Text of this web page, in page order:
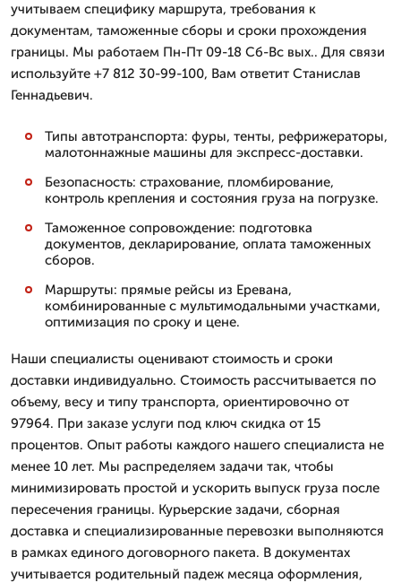
учитываем специфику маршрута, требования к
документам, таможенные сборы и сроки прохождения
границы. Мы работаем Пн-Пт 09-18 Сб-Вс вых.. Для связи
используйте +7 812 30-99-100, Вам ответит Станислав
Геннадьевич.
Типы автотранспорта: фуры, тенты, рефрижераторы,
малотоннажные машины для экспресс-доставки.
Безопасность: страхование, пломбирование,
контроль крепления и состояния груза на погрузке.
Таможенное сопровождение: подготовка
документов, декларирование, оплата таможенных
сборов.
Маршруты: прямые рейсы из Еревана,
комбинированные с мультимодальными участками,
оптимизация по сроку и цене.
Наши специалисты оценивают стоимость и сроки
доставки индивидуально. Стоимость рассчитывается по
объему, весу и типу транспорта, ориентировочно от
97964. При заказе услуги под ключ скидка от 15
процентов. Опыт работы каждого нашего специалиста не
менее 10 лет. Мы распределяем задачи так, чтобы
минимизировать простой и ускорить выпуск груза после
пересечения границы. Курьерские задачи, сборная
доставка и специализированные перевозки выполняются
в рамках единого договорного пакета. В документах
учитывается родительный падеж месяца оформления,